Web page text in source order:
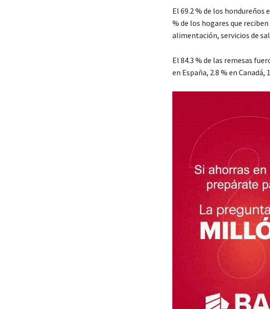
El 69.2 % de los hondureños
% de los hogares que
alimentación, servicios de
El 84.3 % de las remesas
en España, 2.8 % en